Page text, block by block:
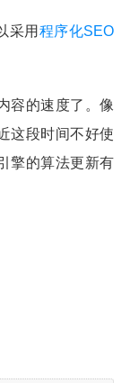
采用 程序化SEO
容的速度了。像
这段时间不好使
擎的算法更新有